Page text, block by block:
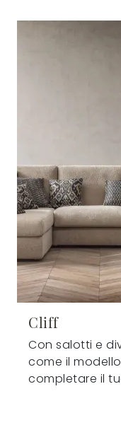
Cliff
Con salotti e
come il
completare il